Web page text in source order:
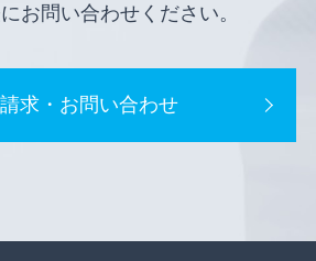
お問い合わせください。
求・お問い合わせ